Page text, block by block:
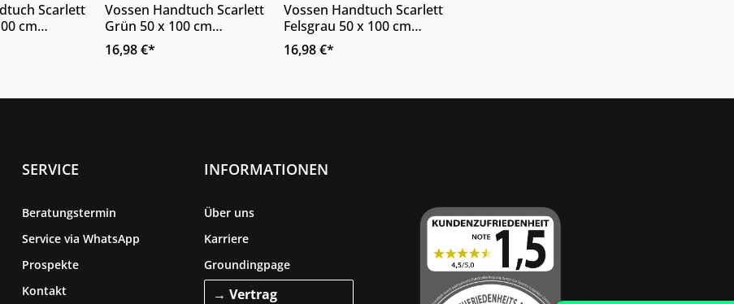
Scarlett
cm
Details
Vossen Handtuch Scarlett
Grün 50 x 100 cm
besonders saugfähig
16,98 €*
Details
Vossen Handtuch Scarlett
Felsgrau 50 x 100 cm
besonders saugfähig
16,98 €*
SERVICE
Beratungstermin
Service via WhatsApp
Prospekte
Kontakt
INFORMATIONEN
Über uns
Karriere
Groundingpage
→ Vertrag